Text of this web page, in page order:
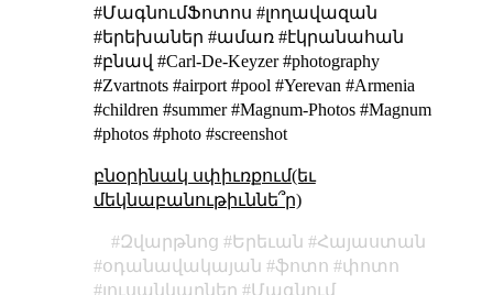
#ՄագնումՖոտոս #լողավազան
#երեխաներ #ամառ #էկրանահան
#բնավ #Carl-De-Keyzer #photography
#Zvartnots #airport #pool #Yerevan #Armenia
#children #summer #Magnum-Photos #Magnum
#photos #photo #screenshot
բնօրինակ սփիւռքում(եւ
մեկնաբանութիւննե՞ր)
Զվարթնոց Երեւան
Հայաստան
օդանավակայան
ֆոտո
փոտո
լուսանկարներ
Մագնում